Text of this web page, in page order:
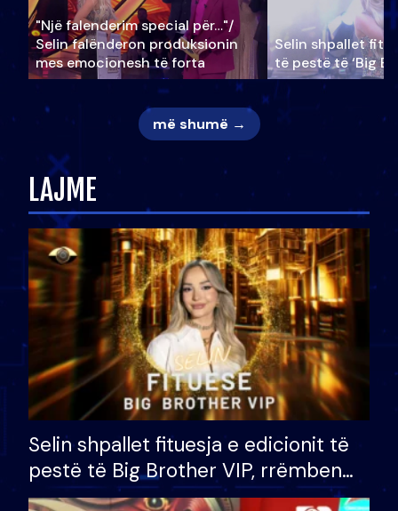
"Një falenderim special për…"/
Selin falënderon produksionin
mes emocionesh të forta
Selin shpallet
të pestë të ‘Big
më shumë →
LAJME
Selin shpallet fituesja e edicionit të
pestë të Big Brother VIP, rrëmben
çmimin e madh prej 100 mijë eurosh